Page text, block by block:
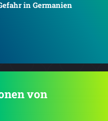
von